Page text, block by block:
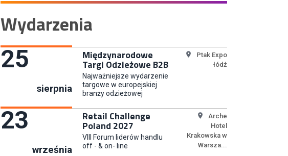
Sprzedaży B2B (K/M/N)
Euro-net Sp. z o.o.
Key Account Manager
Puccini
Wydarzenia
25
sierpnia
Międzynarodowe
Targi Odzieżowe B2B
Najważniejsze wydarzenie
targowe w europejskiej
branży odzieżowej
Ptak Expo
łódź
23
września
Retail Challenge
Poland 2027
VIII Forum liderów handlu
off - & on- line
Arche
Hotel
Krakowska w
Warsza...